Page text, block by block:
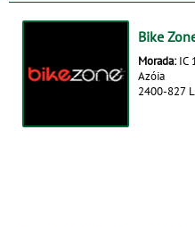
Bike
Morada: IC
Azóia
2400-827